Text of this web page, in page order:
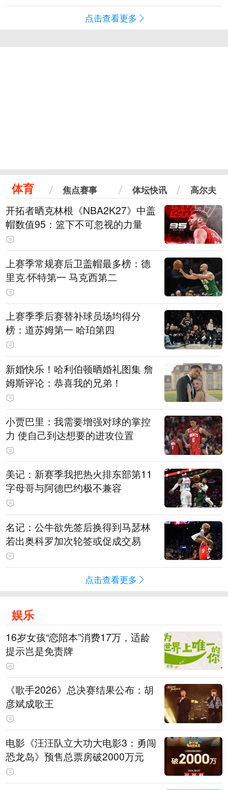
点击查看更多
体育 焦点赛事 体坛快讯 高尔夫
开拓者晒克林根《NBA2K27》中盖
帽数值95：篮下不可忽视的力量
上赛季常规赛后卫盖帽最多榜：德
里克·怀特第一 马克西第二
上赛季季后赛替补球员场均得分
榜：道苏姆第一 哈珀第四
新婚快乐！哈利伯顿晒婚礼图集 詹
姆斯评论：恭喜我的兄弟！
小贾巴里：我需要增强对球的掌控
力 使自己到达想要的进攻位置
美记：新赛季我把热火排东部第11
字母哥与阿德巴约极不兼容
名记：公牛欲先签后换得到马瑟林
若出奥科罗加次轮签或促成交易
点击查看更多
娱乐
16岁女孩“恋陪本”消费17万，适龄
提示岂是免责牌
《歌手2026》总决赛结果公布：胡
彦斌成歌王
电影《汪汪队立大功大电影3：勇闯
恐龙岛》预售总票房破2000万元